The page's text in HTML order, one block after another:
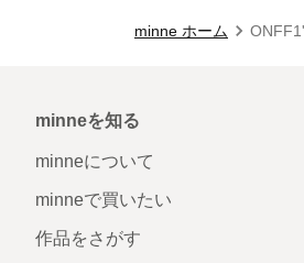
minne ホーム
minneを知る
minneについて
minneで買いたい
作品をさがす